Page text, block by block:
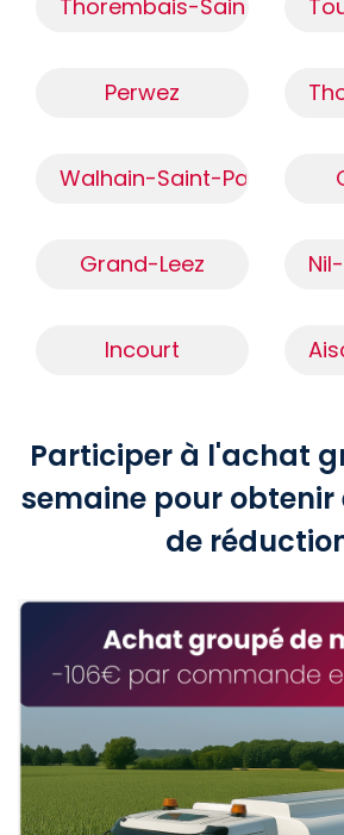
Thorembais-Saint-Trond
Perwez
Walhain-Saint-Paul
Grand-Leez
Incourt
Participer à l'achat
semaine pour obtenir
de